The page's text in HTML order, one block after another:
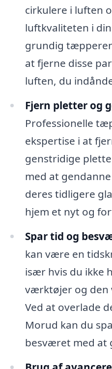
cirkulere i luften
luftkvaliteten i
grundig
at fjerne disse
luften, du
Fjern pletter og
Professionelle
ekspertise i at
genstridige
med at
deres tidligere
hjem et nyt og
Spar tid og
kan være en
især hvis du ikke
værktøjer og den
Ved at overlade
Morud kan du
besværet med at